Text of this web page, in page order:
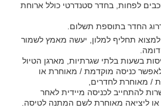
במלון 4 כוכבים לפחות, בחדר סטנדרטי כולל ארוחת
החדר בתוספת תשלום.
למצוא תחליף למלון, יעשה מאמץ לשמור
בשעות בלתי שגרתיות, מארגן הטיול
כניסה מוקדמת / מאוחרת או
/ מאוחרת לחדרים,
להתחייב לכניסה מיידית לאחר
או ליציאה מאוחרת לשם המתנה לטיסה.